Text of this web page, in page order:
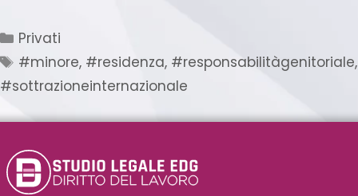
Privati
#minore, #residenza, #responsabilitàgenitoriale,
#sottrazioneinternazionale